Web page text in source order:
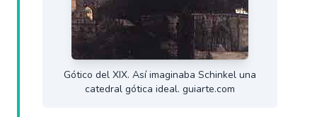
Gótico del XIX. Así imaginaba Schinkel una
catedral gótica ideal. guiarte.com